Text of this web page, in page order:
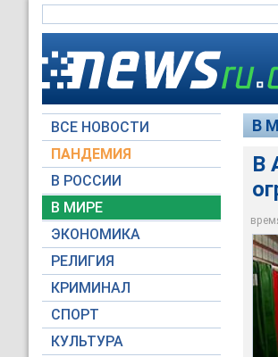
ВСЕ НОВОСТИ
ПАНДЕМИЯ
В РОССИИ
В МИРЕ
ЭКОНОМИКА
РЕЛИГИЯ
КРИМИНАЛ
СПОРТ
КУЛЬТУРА
В
В